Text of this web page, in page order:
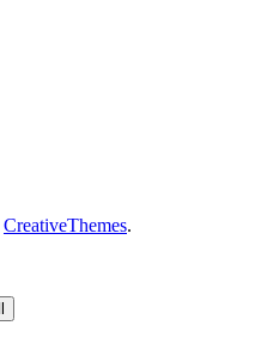
CreativeThemes.